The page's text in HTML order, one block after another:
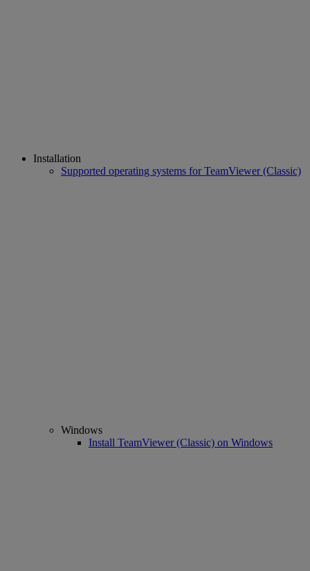
Installation
Supported operating systems for TeamViewer (Classic)
Windows
Install TeamViewer (Classic) on Windows